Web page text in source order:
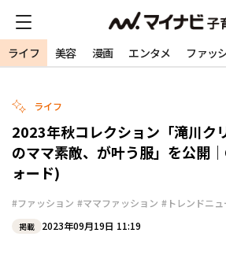
ライフ 美容 漫画 エンタメ ファッ
ライフ
2023年秋コレクション「滝川ク
のママ素敵、が叶う服」を公開
ォード)
#ファッション #ママファッション #トレンドニュ
掲載 2023年09月19日 11:19